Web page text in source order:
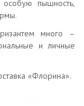
особую пышность,
много –
и личные
«Флорина».